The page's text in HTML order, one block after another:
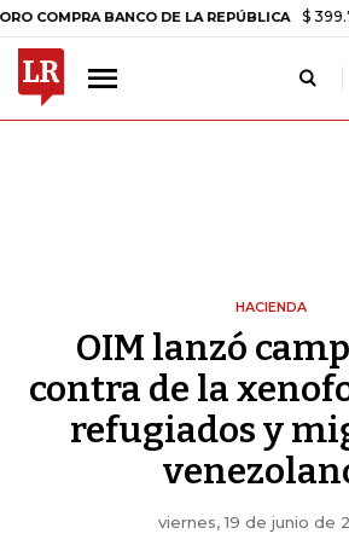
BANCO DE LA REPÚBLICA $ 399.745,16 +$
HACIENDA
OIM lanzó
contra de la
refugiados y
viernes, 19 de junio de